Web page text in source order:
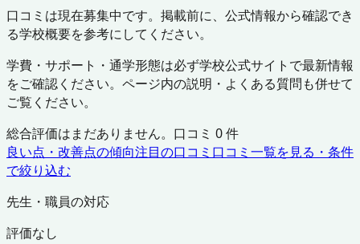
口コミは現在募集中です。掲載前に、公式情報から確認でき
る学校概要を参考にしてください。
学費・サポート・通学形態は必ず学校公式サイトで最新情報
をご確認ください。ページ内の説明・よくある質問も併せて
ご覧ください。
総合評価はまだありません。口コミ 0件
良い点・改善点の傾向注目の口コミ 口コミ一覧を見る・条件
で絞り込む
先生・職員の対応
評価なし